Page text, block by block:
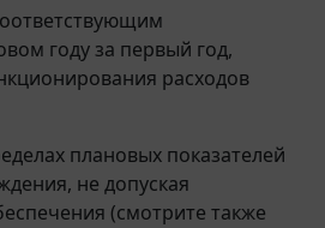
году за первый год,
расходов
плановых показателей
не допуская
(смотрите также